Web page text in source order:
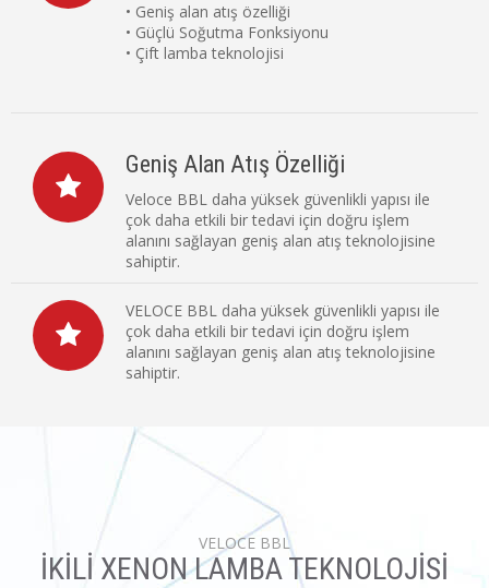
• Geniş alan atış özelliği
• Güçlü Soğutma Fonksiyonu
• Çift lamba teknolojisi
Geniş Alan Atış Özelliği
Veloce BBL daha yüksek güvenlikli yapısı ile
çok daha etkili bir tedavi için doğru işlem
alanını sağlayan geniş alan atış teknolojisine
sahiptir.
VELOCE BBL daha yüksek güvenlikli yapısı ile
çok daha etkili bir tedavi için doğru işlem
alanını sağlayan geniş alan atış teknolojisine
sahiptir.
VELOCE BBL
İKİLİ XENON LAMBA TEKNOLOJİSİ